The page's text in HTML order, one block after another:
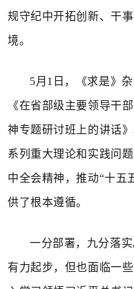
规守纪中开拓创新、干
境。
5月1日，《求是》
《在省部级主要领导干
神专题研讨班上的讲话
系列重大理论和实践问
中全会精神，推动“十五
供了根本遵循。
一分部署，九分落实
有力起步，但也面临一